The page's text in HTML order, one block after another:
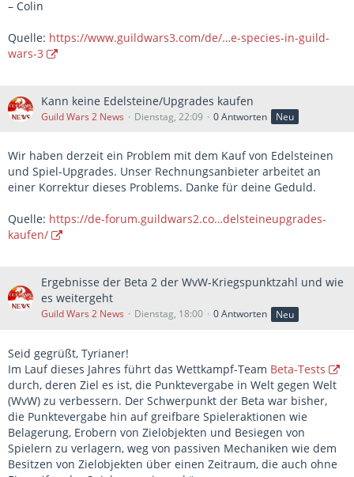
– Colin
Quelle: https://www.guildwars3.com/de/…e-species-in-guild-
wars-3
Kann keine Edelsteine/Upgrades kaufen
Guild Wars 2 News Dienstag, 22:09 0 Antworten Neu
Wir haben derzeit ein Problem mit dem Kauf von Edelsteinen
und Spiel-Upgrades. Unser Rechnungsanbieter arbeitet an
einer Korrektur dieses Problems. Danke für deine Geduld.
Quelle: https://de-forum.guildwars2.co…delsteineupgrades-
kaufen/
Ergebnisse der Beta 2 der WvW-Kriegspunktzahl und wie
es weitergeht
Guild Wars 2 News Dienstag, 18:00 0 Antworten Neu
Seid gegrüßt, Tyrianer!
Im Lauf dieses Jahres führt das Wettkampf-Team Beta-Tests
durch, deren Ziel es ist, die Punktevergabe in Welt gegen Welt
(WvW) zu verbessern. Der Schwerpunkt der Beta war bisher,
die Punktevergabe hin auf greifbare Spieleraktionen wie
Belagerung, Erobern von Zielobjekten und Besiegen von
Spielern zu verlagern, weg von passiven Mechaniken wie dem
Besitzen von Zielobjekten über einen Zeitraum, die auch ohne